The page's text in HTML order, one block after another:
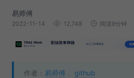
易师傅
2022-11-14 12,748 阅读9分钟
作者： 易师傅
github